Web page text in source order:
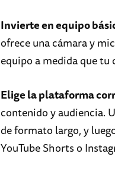
Invierte en equipo
ofrece una cámara y
equipo a medida que tu
Elige la plataforma
contenido y audiencia.
de formato largo, y
YouTube Shorts o